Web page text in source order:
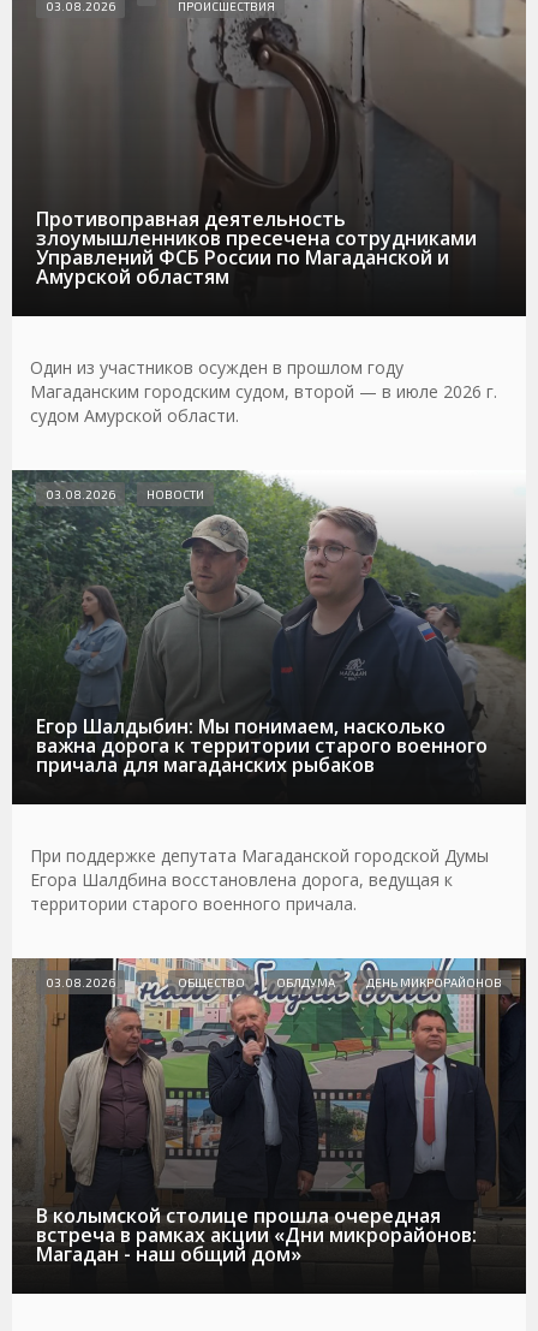
Противоправная деятельность
злоумышленников пресечена сотрудниками
Управлений ФСБ России по Магаданской и
Амурской областям
03.08.2026 ПРОИСШЕСТВИЯ
Один из участников осужден в прошлом году
Магаданским городским судом, второй — в июле 2026 г.
судом Амурской области.
Егор Шалдыбин: Мы понимаем, насколько
важна дорога к территории старого военного
причала для магаданских рыбаков
03.08.2026 НОВОСТИ
При поддержке депутата Магаданской городской Думы
Егора Шалдбина восстановлена дорога, ведущая к
территории старого военного причала.
В колымской столице прошла очередная
встреча в рамках акции «Дни микрорайонов:
Магадан - наш общий дом»
03.08.2026 ОБЩЕСТВО ОБЛДУМА ДЕНЬ МИКРОРАЙОНОВ